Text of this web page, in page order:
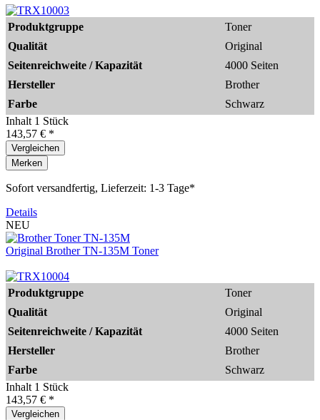
Produktgruppe
Toner
Qualität
Original
Seitenreichweite / Kapazität
4000 Seiten
Hersteller
Brother
Farbe
Schwarz
Inhalt 1 Stück
143,57 € *
Vergleichen
Merken
Sofort versandfertig, Lieferzeit: 1-3 Tage*
Details
NEU
Original Brother TN-135M Toner
Produktgruppe
Toner
Qualität
Original
Seitenreichweite / Kapazität
4000 Seiten
Hersteller
Brother
Farbe
Schwarz
Inhalt 1 Stück
143,57 € *
Vergleichen